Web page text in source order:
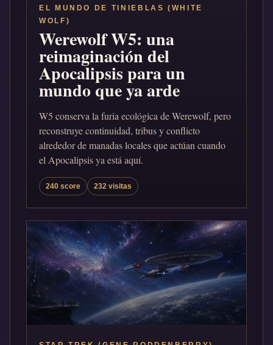
EL MUNDO DE TINIEBLAS (WHITE
WOLF)
Werewolf W5: una
reimaginación del
Apocalipsis para un
mundo que ya arde
W5 conserva la furia ecológica de Werewolf, pero
reconstruye continuidad, tribus y conflicto
alrededor de manadas locales que actúan cuando
el Apocalipsis ya está aquí.
240 score 232 visitas